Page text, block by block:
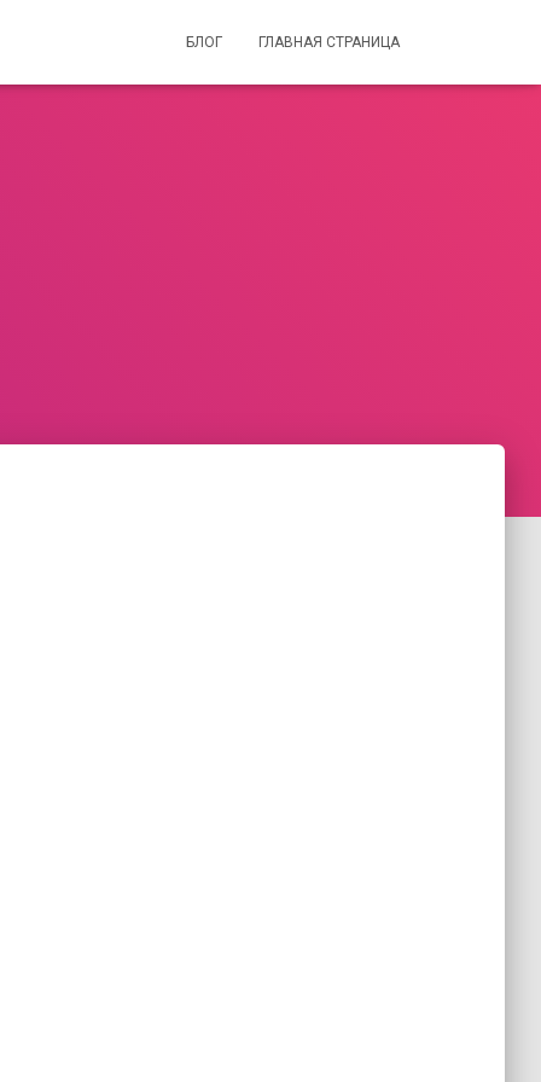
БЛОГ ГЛАВНАЯ СТРАНИЦА